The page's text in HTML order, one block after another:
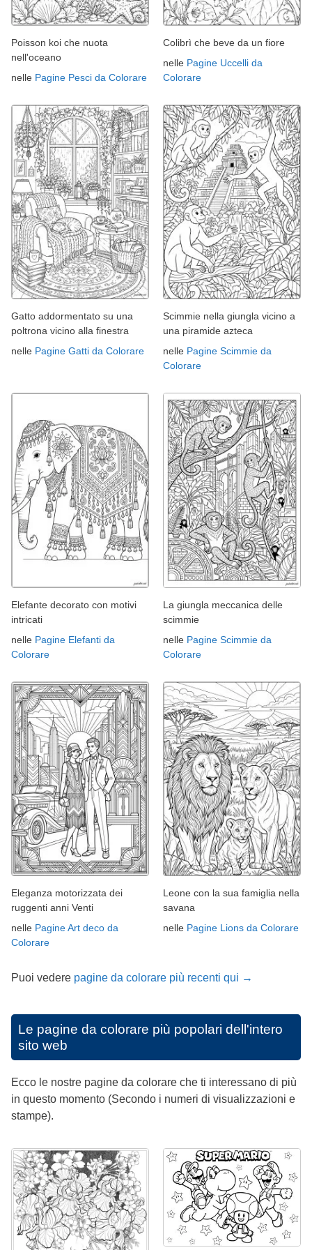
Poisson koi che nuota
nell'oceano
nelle Pagine Pesci da Colorare
Colibrì che beve da un fiore
nelle Pagine Uccelli da
Colorare
Gatto addormentato su una
poltrona vicino alla finestra
nelle Pagine Gatti da Colorare
Scimmie nella giungla vicino a
una piramide azteca
nelle Pagine Scimmie da
Colorare
Elefante decorato con motivi
intricati
nelle Pagine Elefanti da
Colorare
La giungla meccanica delle
scimmie
nelle Pagine Scimmie da
Colorare
Eleganza motorizzata dei
ruggenti anni Venti
nelle Pagine Art deco da
Colorare
Leone con la sua famiglia nella
savana
nelle Pagine Lions da Colorare
Puoi vedere pagine da colorare più recenti qui →
Le pagine da colorare più popolari dell'intero
sito web
Ecco le nostre pagine da colorare che ti interessano di più
in questo momento (Secondo i numeri di visualizzazioni e
stampe).